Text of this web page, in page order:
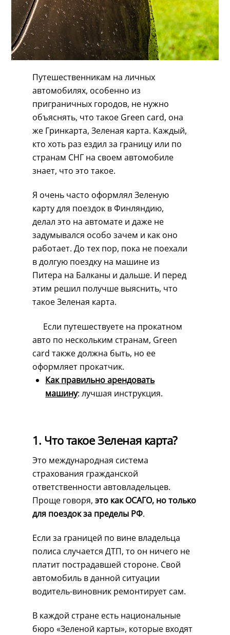
Путешественникам на личных
автомобилях, особенно из
приграничных городов, не нужно
объяснять, что такое Green card, она
же Гринкарта, Зеленая карта. Каждый,
кто хоть раз ездил за границу или по
странам СНГ на своем автомобиле
знает, что это такое.
Я очень часто оформлял Зеленую
карту для поездок в Финляндию,
делал это на автомате и даже не
задумывался особо зачем и как оно
работает. До тех пор, пока не поехали
в долгую поездку на машине из
Питера на Балканы и дальше. И перед
этим решил получше выяснить, что
такое Зеленая карта.
Если путешествуете на прокатном
авто по нескольким странам, Green
card также должна быть, но ее
оформляет прокатчик.
Как правильно арендовать
машину: лучшая инструкция.
1. Что такое Зеленая карта?
Это международная система
страхования гражданской
ответственности автовладельцев.
Проще говоря, это как ОСАГО, но только
для поездок за пределы РФ.
Если за границей по вине владельца
полиса случается ДТП, то он ничего не
платит пострадавшей стороне. Свой
автомобиль в данной ситуации
водитель-виновник ремонтирует сам.
В каждой стране есть национальные
бюро «Зеленой карты», которые входят